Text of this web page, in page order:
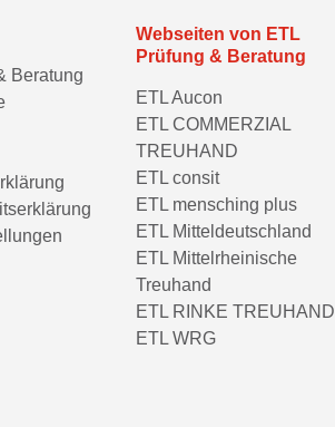
Beratung
Webseiten von ETL
Prüfung & Beratung
ETL Aucon
ETL COMMERZIAL
TREUHAND
ETL consit
ETL mensching plus
ETL Mitteldeutschland
ETL Mittelrheinische
Treuhand
ETL RINKE TREUHAND
ETL WRG